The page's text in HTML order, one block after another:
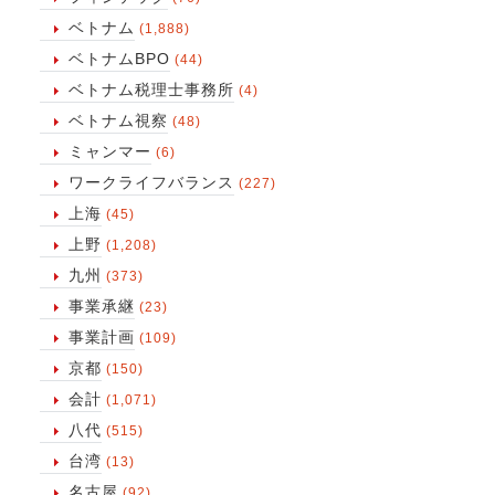
ベトナム (1,888)
ベトナムBPO (44)
ベトナム税理士事務所 (4)
ベトナム視察 (48)
ミャンマー (6)
ワークライフバランス (227)
上海 (45)
上野 (1,208)
九州 (373)
事業承継 (23)
事業計画 (109)
京都 (150)
会計 (1,071)
八代 (515)
台湾 (13)
名古屋